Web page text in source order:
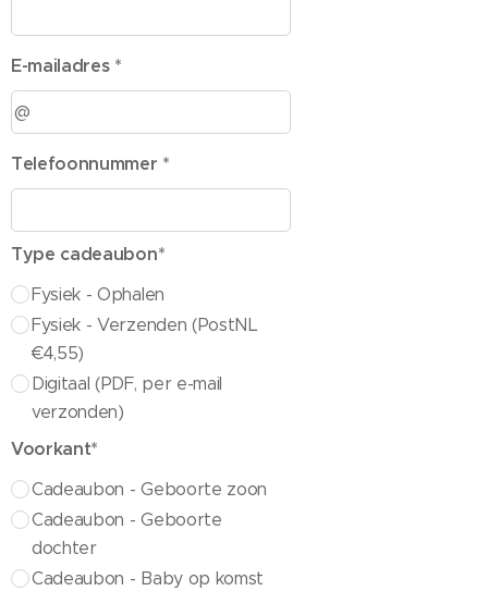
E-mailadres *
Telefoonnummer *
Type cadeaubon*
Fysiek - Ophalen
Fysiek - Verzenden (PostNL
€4,55)
Digitaal (PDF, per e-mail
verzonden)
Voorkant*
Cadeaubon - Geboorte zoon
Cadeaubon - Geboorte
dochter
Cadeaubon - Baby op komst